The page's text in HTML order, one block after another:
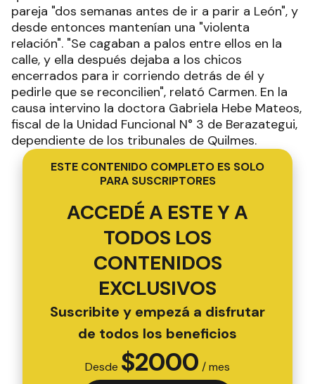
pareja "dos semanas antes de ir a parir a León", y
desde entonces mantenían una "violenta
relación". "Se cagaban a palos entre ellos en la
calle, y ella después dejaba a los chicos
encerrados para ir corriendo detrás de él y
pedirle que se reconcilien", relató Carmen. En la
causa intervino la doctora Gabriela Hebe Mateos,
fiscal de la Unidad Funcional N° 3 de Berazategui,
dependiente de los tribunales de Quilmes.
ESTE CONTENIDO COMPLETO ES SOLO
PARA SUSCRIPTORES
ACCEDÉ A ESTE Y A
TODOS LOS
CONTENIDOS
EXCLUSIVOS
Suscribite y empezá a disfrutar
de todos los beneficios
Desde $2000 / mes